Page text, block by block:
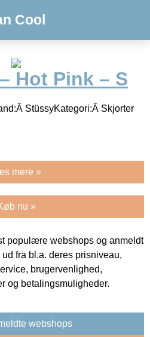
Cool
Hot Pink – S
StüssyKategori:Â Skjorter
mere »
nu »
populære webshops og anmeldt
fra bl.a. deres prisniveau,
brugervenlighed,
og betalingsmuligheder.
webshops